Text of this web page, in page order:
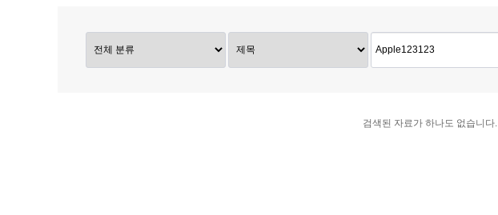
검색된 자료가 하나도 없습니다.